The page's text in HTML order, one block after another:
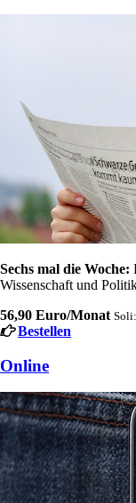
Sechs mal die Woche:
Wissenschaft und
56,90 Euro/Monat
Bestellen
Online